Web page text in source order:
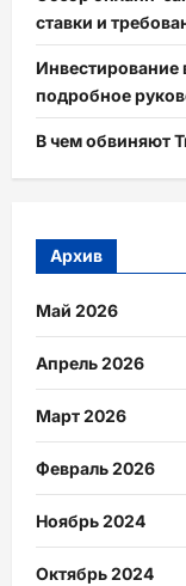
ставки и
Инвестирование
подробное
В чем обвиняют
Архив
Май 2026
Апрель 2026
Март 2026
Февраль 2026
Ноябрь 2024
Октябрь 2024